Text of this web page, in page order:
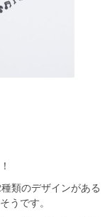
類のデザインがある
うです。